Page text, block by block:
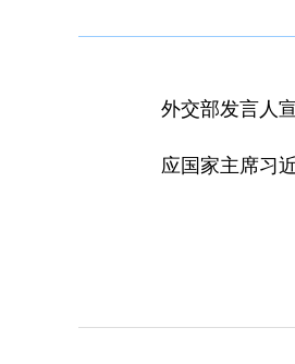
外交部发言人
应国家主席习